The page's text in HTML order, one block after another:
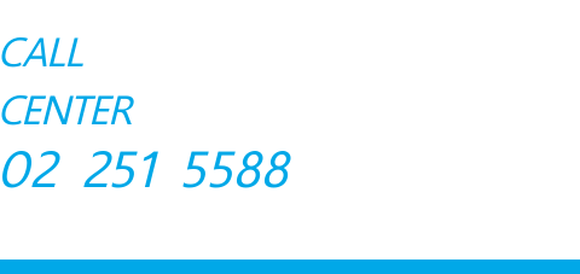
CALL
CENTER
02 251 5588